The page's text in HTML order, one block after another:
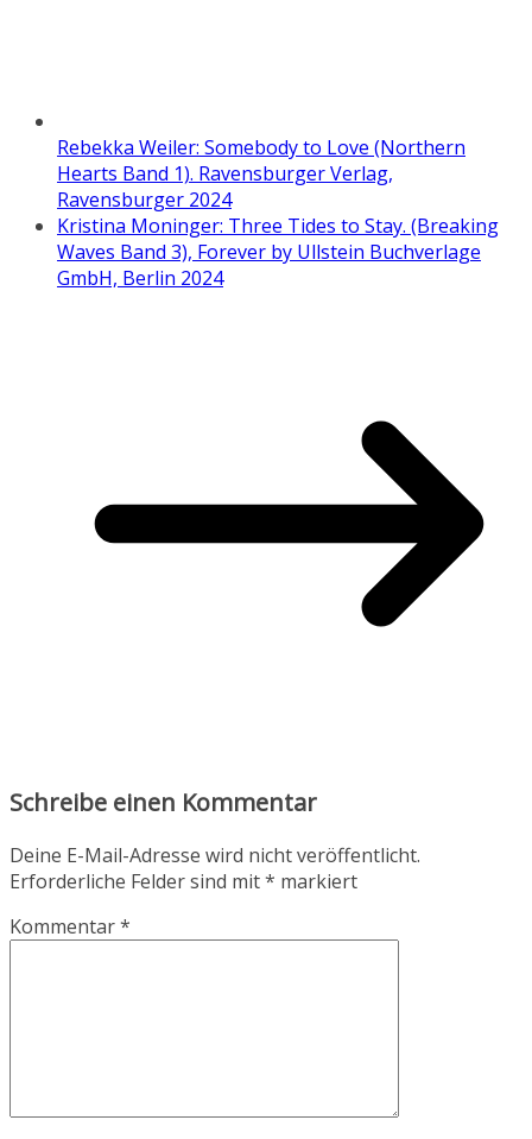
Rebekka Weiler: Somebody to Love (Northern
Hearts Band 1). Ravensburger Verlag,
Ravensburger 2024
Kristina Moninger: Three Tides to Stay. (Breaking
Waves Band 3), Forever by Ullstein Buchverlage
GmbH, Berlin 2024
Schreibe einen Kommentar
Deine E-Mail-Adresse wird nicht veröffentlicht.
Erforderliche Felder sind mit* markiert
Kommentar*